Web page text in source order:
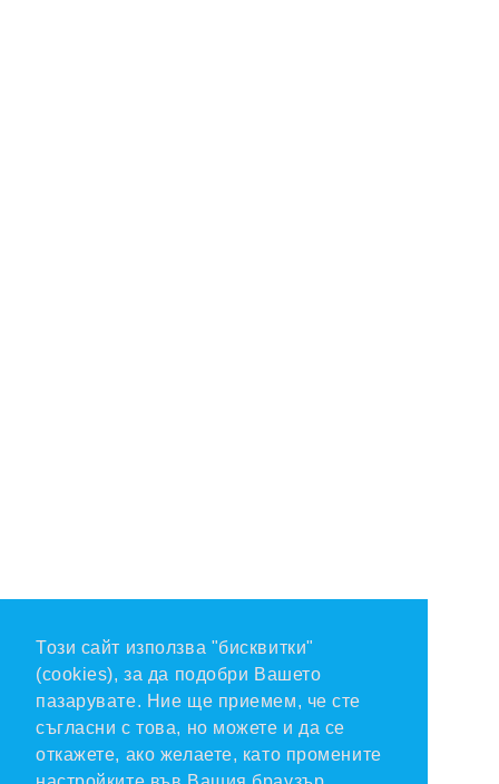
Този сайт използва "бисквитки"
(cookies), за да подобри Вашето
пазарувате. Ние ще приемем, че сте
съгласни с това, но можете и да се
откажете, ако желаете, като промените